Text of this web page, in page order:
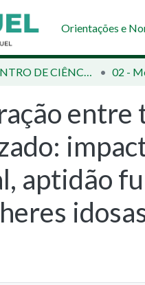
Orientações e
CCS - CENTRO DE CIÊNCIAS DA SAÚDE
aptidão